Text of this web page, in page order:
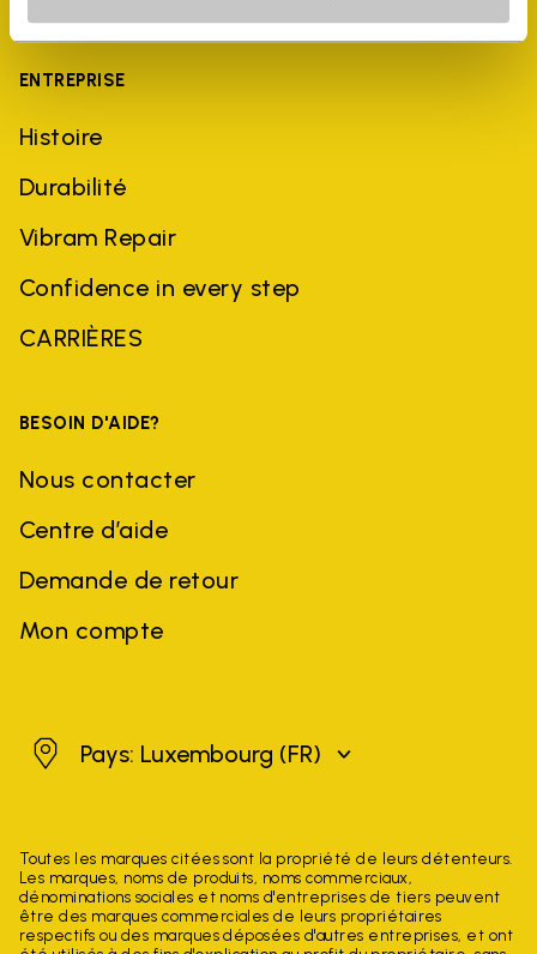
ENTREPRISE
Histoire
Durabilité
Vibram Repair
Confidence in every step
CARRIÈRES
BESOIN D'AIDE?
Nous contacter
Centre d’aide
Demande de retour
Mon compte
Luxembourg
Pays: Luxembourg (FR)
Toutes les marques citées sont la propriété de leurs détenteurs.
Les marques, noms de produits, noms commerciaux,
dénominations sociales et noms d'entreprises de tiers peuvent
être des marques commerciales de leurs propriétaires
respectifs ou des marques déposées d'autres entreprises, et ont